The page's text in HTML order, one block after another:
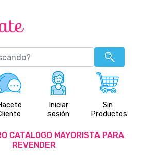
Iniciar
sesión
Sin
Productos
CATALOGO MAYORISTA PARA
REVENDER